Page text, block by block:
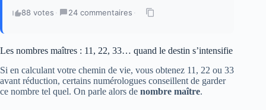
88 votes · 24 commentaires ·
Les nombres maîtres : 11, 22, 33… quand le destin s’intensifie
Si en calculant votre chemin de vie, vous obtenez 11, 22 ou 33
avant réduction, certains numérologues conseillent de garder
ce nombre tel quel. On parle alors de nombre maître.